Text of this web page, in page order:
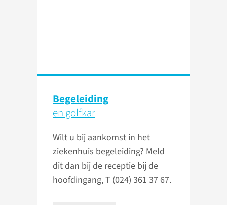
Begeleiding
en golfkar
Wilt u bij aankomst in het
ziekenhuis begeleiding? Meld
dit dan bij de receptie bij de
hoofdingang, T (024) 361 37 67.